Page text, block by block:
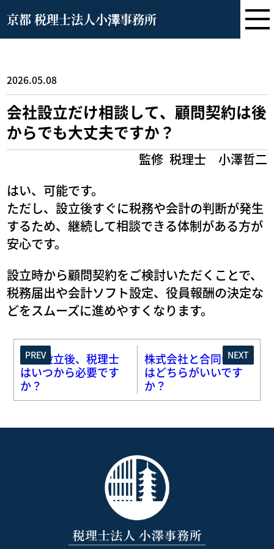
京都 税理士法人小澤事務所
2026.05.08
会社設立だけ相談して、顧問契約は後
からでも大丈夫ですか？
監修 税理士 小澤哲二
はい、可能です。
ただし、設立後すぐに税務や会計の判断が発生
するため、継続して相談できる体制がある方が
安心です。
設立時から顧問契約をご検討いただくことで、
税務届出や会計ソフト設定、役員報酬の決定な
どをスムーズに進めやすくなります。
PREV
会社設立後、税理士
はいつから必要です
か？
NEXT
株式会社と合同会社
はどちらがいいです
か？